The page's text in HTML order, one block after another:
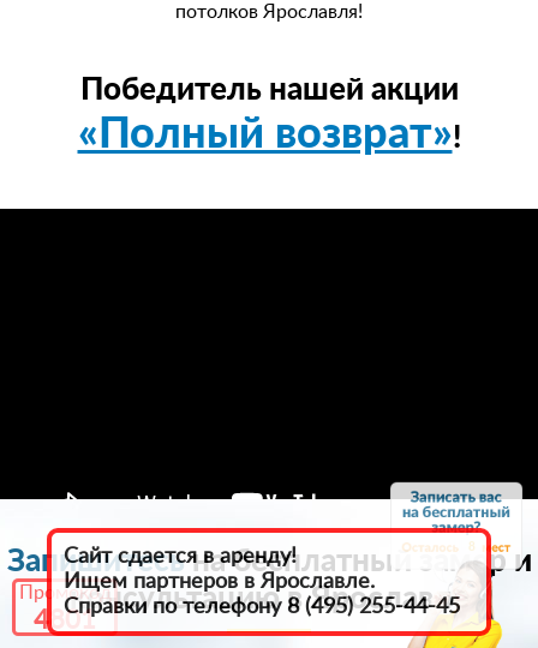
8
Промокод
4801
потолков Ярославля!
Победитель нашей акции
«Полный возврат»!
Запишитесьна бесплатный замер и
консультацию в Ярославле
Сайт сдается в аренду!
Ищем партнеров в Ярославле.
Справки по телефону 8 (495) 255-44-45